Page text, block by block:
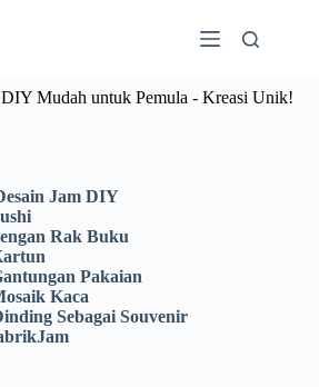
DIY Mudah untuk Pemula - Kreasi Unik!
Jam DIY
Rak Buku
Pakaian
Kaca
Sebagai Souvenir